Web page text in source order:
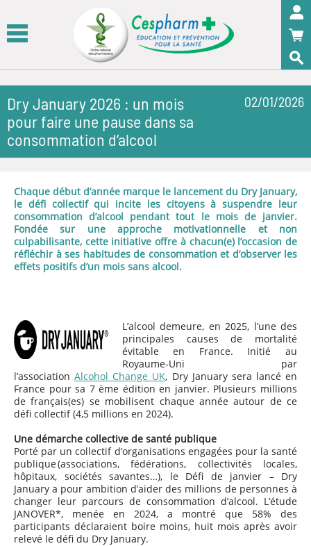
Dry January 2026 : un mois
pour faire une pause dans sa
consommation d’alcool
02/01/2026
Chaque début d’année marque le lancement du Dry January,
le défi collectif qui incite les citoyens à suspendre leur
consommation d’alcool pendant tout le mois de janvier.
Fondée sur une approche motivationnelle et non
culpabilisante, cette initiative offre à chacun(e) l’occasion de
réfléchir à ses habitudes de consommation et d’observer les
effets positifs d’un mois sans alcool.
L’alcool demeure, en 2025, l’une des
principales causes de mortalité
évitable en France. Initié au
Royaume-Uni par
l’associationAlcohol Change UK, Dry January sera lancé en
France pour sa 7 ème édition en janvier. Plusieurs millions
de français(es) se mobilisent chaque année autour de ce
défi collectif (4,5 millions en 2024).
Une démarche collective de santé publique
Porté par un collectif d’organisations engagées pour la santé
publique (associations, fédérations, collectivités locales,
hôpitaux, sociétés savantes…), le Défi de janvier – Dry
January a pour ambition d’aider des millions de personnes à
changer leur parcours de consommation d’alcool. L’étude
JANOVER*, menée en 2024, a montré que 58% des
participants déclaraient boire moins, huit mois après avoir
relevé le défi du Dry January.